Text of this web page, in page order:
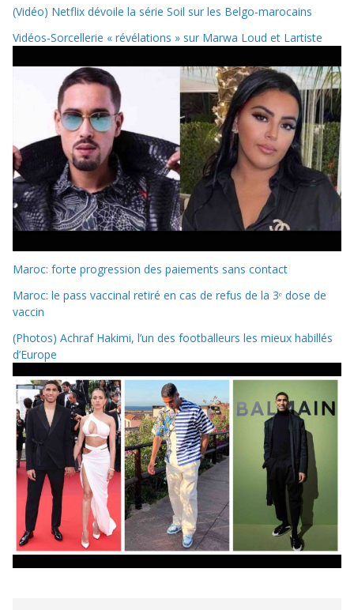
(Vidéo) Netflix dévoile la série Soil sur les Belgo-marocains
Vidéos-Sorcellerie « révélations » sur Marwa Loud et Lartiste
Maroc: forte progression des paiements sans contact
Maroc: le pass vaccinal retiré en cas de refus de la 3ᵉ dose de
vaccin
(Photos) Achraf Hakimi, l’un des footballeurs les mieux habillés
d’Europe